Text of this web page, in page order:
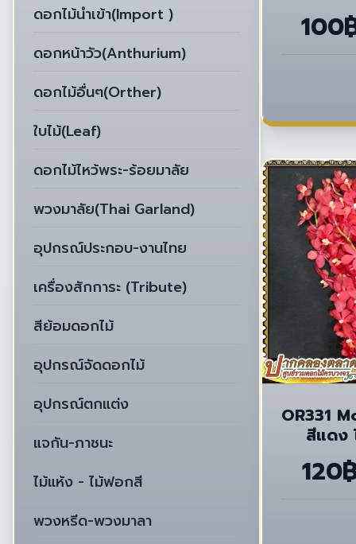
ดอกไม้นำเข้า(Import )
ดอกหน้าวัว(Anthurium)
ดอกไม้อื่นๆ(Orther)
ใบไม้(Leaf)
ดอกไม้ไหว้พระ-ร้อยมาลัย
พวงมาลัย(Thai Garland)
อุปกรณ์ประกอบ-งานไทย
เครื่องสักการะ (Tribute)
สีย้อมดอกไม้
อุปกรณ์จัดดอกไม้
อุปกรณ์ตกแต่ง
แจกัน-ภาชนะ
ไม้แห้ง - ไม้ฟอกสี
พวงหรีด-พวงมาลา
100
OR331
สีแดง
120